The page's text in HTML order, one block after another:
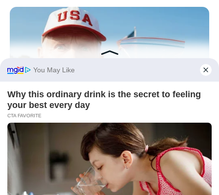
FRIDAY PLANS
Men Are Ditching $80 Viagra For This 87¢ Blue Pill